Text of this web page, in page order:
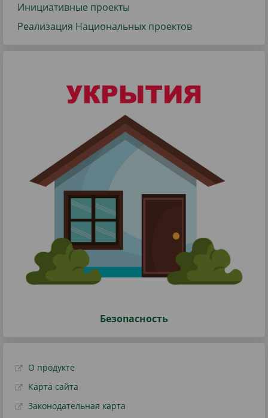
Инициативные проекты
Реализация Национальных проектов
Безопасность
О продукте
Карта сайта
Законодательная карта